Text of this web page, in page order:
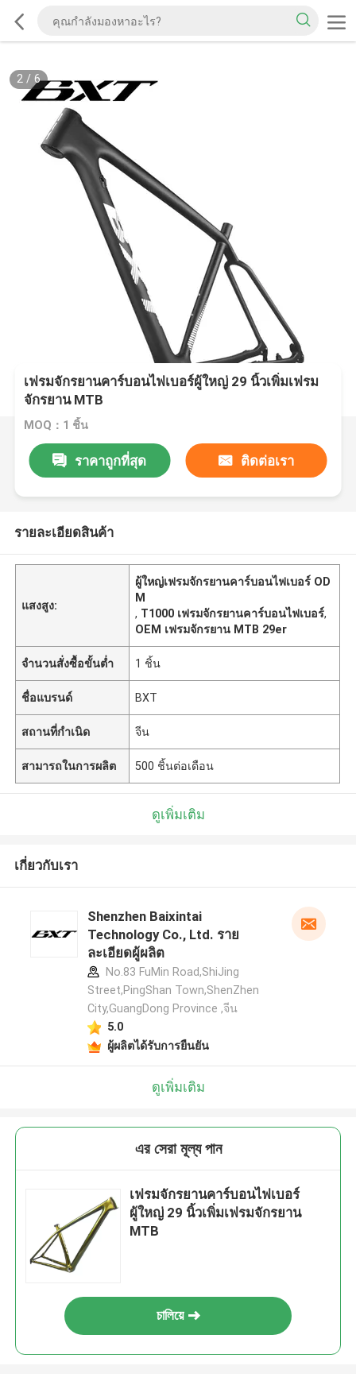
2/ 6
เฟรมจักรยานคาร์บอนไฟเบอร์ผู้ใหญ่ 29 นิ้วเพิ่มเฟรม
จักรยาน MTB
MOQ：1 ชิ้น
ราคาถูกที่สุด ติดต่อเรา
รายละเอียดสินค้า
แสงสูง:
ผู้ใหญ่เฟรมจักรยานคาร์บอนไฟเบอร์ OD
M
, T1000 เฟรมจักรยานคาร์บอนไฟเบอร์,
OEM เฟรมจักรยาน MTB 29er
จำนวนสั่งซื้อขั้นต่ำ 1 ชิ้น
ชื่อแบรนด์ BXT
สถานที่กำเนิด จีน
สามารถในการผลิต 500 ชิ้นต่อเดือน
ดูเพิ่มเติม
เกี่ยวกับเรา
Shenzhen Baixintai
Technology Co., Ltd. ราย
ละเอียดผู้ผลิต
No.83 FuMin Road,ShiJing
Street,PingShan Town,ShenZhen
City,GuangDong Province ,จีน
5.0
ผู้ผลิตได้รับการยืนยัน
ดูเพิ่มเติม
এর সেরা মূল্য পান
เฟรมจักรยานคาร์บอนไฟเบอร์
ผู้ใหญ่ 29 นิ้วเพิ่มเฟรมจักรยาน
MTB
চালিয়ে